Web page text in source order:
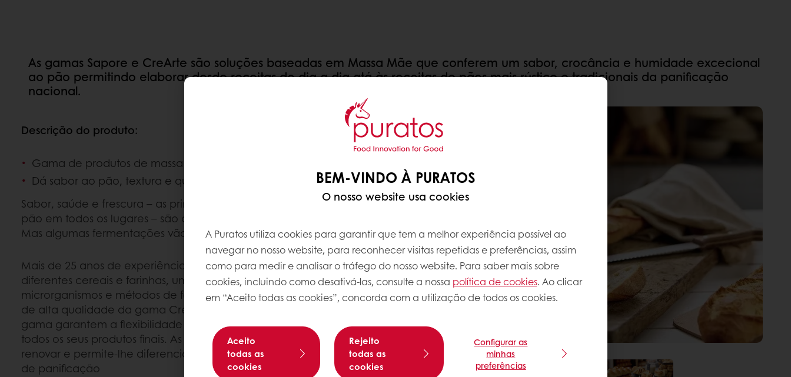
As gamas Sapore e CreArte são soluções baseadas em Massa Mãe que conferem um sabor, crocância e humidade excecional
ao pão permitindo elaborar desde receitas do dia a dia atá às receitas de pães mais rústico e tradicionais da panificação
nacional.
Descrição do produto:
Gama de produtos de massa mãe prontos a usar;
Dá sabor ao pão, textura e qualidade consistente.
Sabor, saúde e frescura – as principais prioridades dos amantes de
pão em todos os lugares – são aprimorados pelo uso da fermentação.
Mas algumas fermentações vão mais longe do que outras.
Mais de 25 anos de experiência em fermento na Puratos, utilizando
diferentes cereais e farinhas, uma grande variedade de
microrganismos e métodos de fermentação, reúnem-se nas soluções
de alta qualidade da gama CreArte e Sapore. Os produtos desta
gama garantem a flexibilidade de escolher o sabor e a estrutura de
todos os seus produtos finais. As gamas CreArte e Sapore ajudam-no a
renovar e permite-lhe diferenciar a sua gama existente de produtos
de panificação
BEM-VINDO À PURATOS
O nosso website usa cookies
A Puratos utiliza cookies para garantir que tem a melhor experiência possível ao
navegar no nosso website, para reconhecer visitas repetidas e preferências, assim
como para medir e analisar o tráfego do nosso website. Para saber mais sobre
cookies, incluindo como desativá-las, consulte a nossa política de cookies. Ao clicar
em “Aceito todas as cookies”, concorda com a utilização de todos os cookies.
Aceito
todas as
cookies
Rejeito
todas as
cookies
Configurar as
minhas
preferências